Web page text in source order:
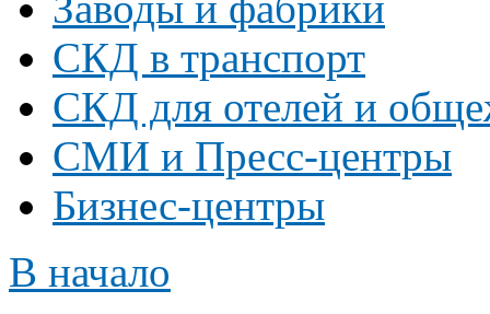
СКД в транспорт
СКД для отелей и
СМИ и Пресс-центры
Бизнес-центры
В начало